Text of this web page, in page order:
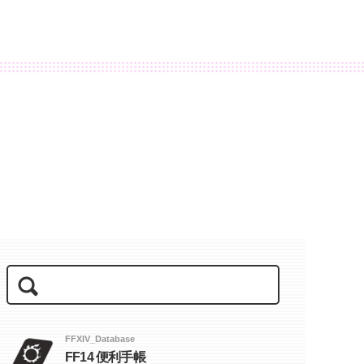
FFXIV_Database
FF14 便利手帳